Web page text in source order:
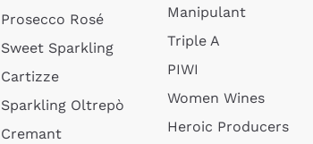
Prosecco Rosé
Sweet Sparkling
Cartizze
Sparkling Oltrepò
Cremant
Manipulant
Triple A
PIWI
Women Wines
Heroic Producers